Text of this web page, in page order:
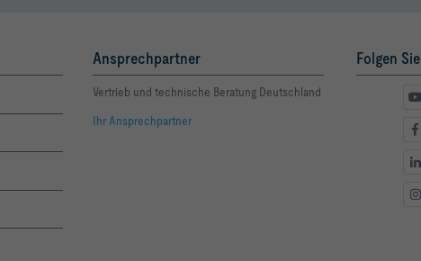
Ansprechpartner
Vertrieb und technische Beratung Deutschland
Ihr Ansprechpartner
Folgen